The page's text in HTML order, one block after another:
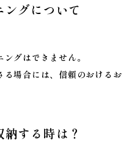
グについて
グはできません。
る場合には、信頼のおけるお
する時は？